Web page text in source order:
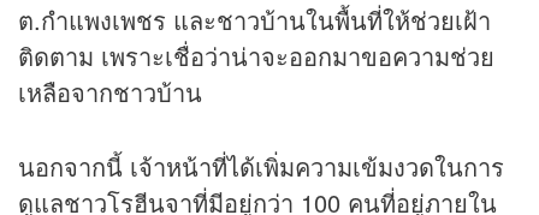
ต.กำแพงเพชร และชาวบ้านในพื้นที่ให้ช่วยเฝ้า
ติดตาม เพราะเชื่อว่าน่าจะออกมาขอความช่วย
เหลือจากชาวบ้าน
นอกจากนี้ เจ้าหน้าที่ได้เพิ่มความเข้มงวดในการ
ดูแลชาวโรฮีนจาที่มีอยู่กว่า 100 คนที่อยู่ภายใน